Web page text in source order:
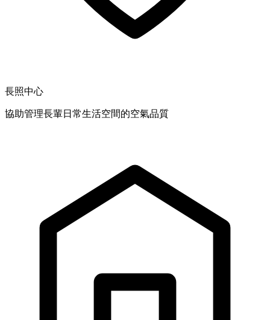
長照中心
協助管理長輩日常生活空間的空氣品質